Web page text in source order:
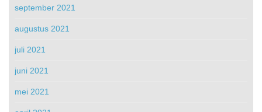
september 2021
augustus 2021
juli 2021
juni 2021
mei 2021